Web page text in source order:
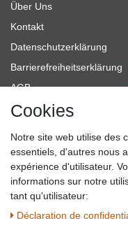
Über Uns
Kontakt
Datenschutzerklärung
Barrierefreiheitserklärung
AGB
Impressum
Blog
SICHER EINKAUFEN
Cookies
Notre site web utilise des
essentiels, d'autres nous
expérience d'utilisateur.
informations sur notre
tant qu'utilisateur:
Déclaration de